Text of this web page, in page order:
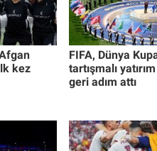
kez
FIFA, Dünya
tartışmalı
geri adım attı